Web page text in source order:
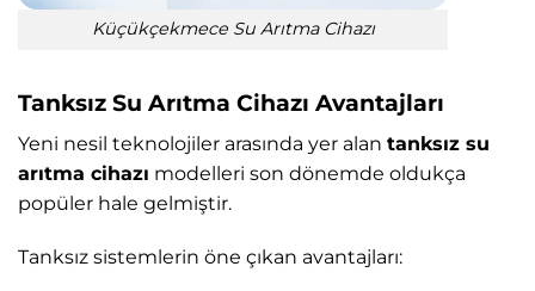
Küçükçekmece Su Arıtma Cihazı
Tanksız Su Arıtma Cihazı Avantajları
Yeni nesil teknolojiler arasında yer alan tanksız su
arıtma cihazı modelleri son dönemde oldukça
popüler hale gelmiştir.
Tanksız sistemlerin öne çıkan avantajları: